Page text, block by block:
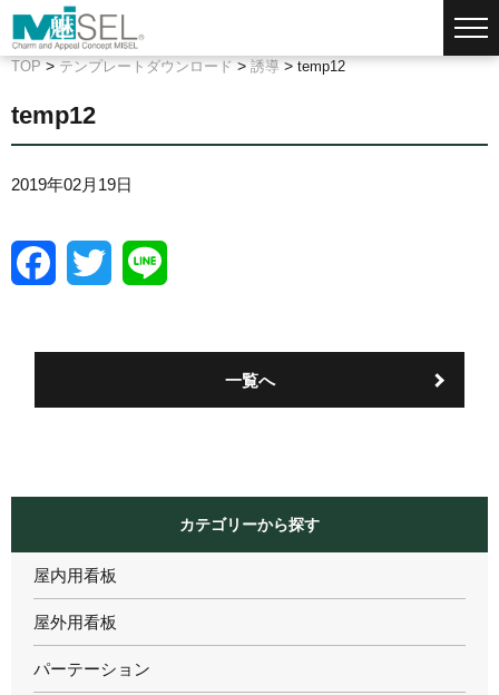
TOP>テンプレートダウンロード>誘導>temp12
temp12
2019年02月19日
b
w
t
一覧へ
カテゴリーから探す
屋内用看板
屋外用看板
パーテーション